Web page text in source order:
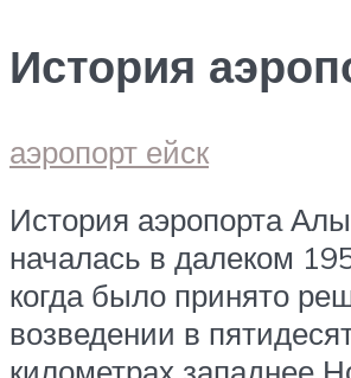
История
аэропорт ейск
История аэропорта
началась в далеком
когда было принято
возведении в